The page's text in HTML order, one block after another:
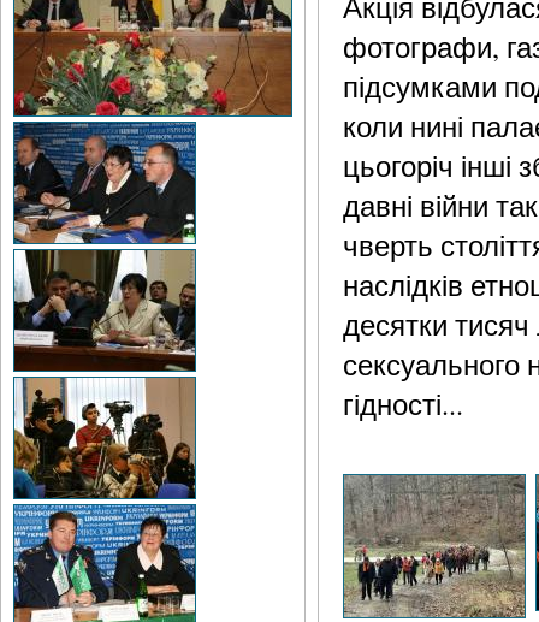
фотографи,
підсумками
коли нині
цьогоріч інші
давні війни
чверть
наслідків
десятки
сексуального
гідності...